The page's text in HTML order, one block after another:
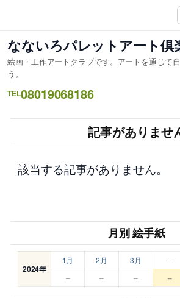
ス
キ
プ
なないろパレットアート倶
絵画・工作アートクラブです。アートを通じて
う。
TEL08019068186
記事がありませ
該当する記事がありません。
月別 絵手紙
2024年
1月 2月 3月 –
–
– – –